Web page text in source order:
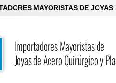
MAYORISTAS DE